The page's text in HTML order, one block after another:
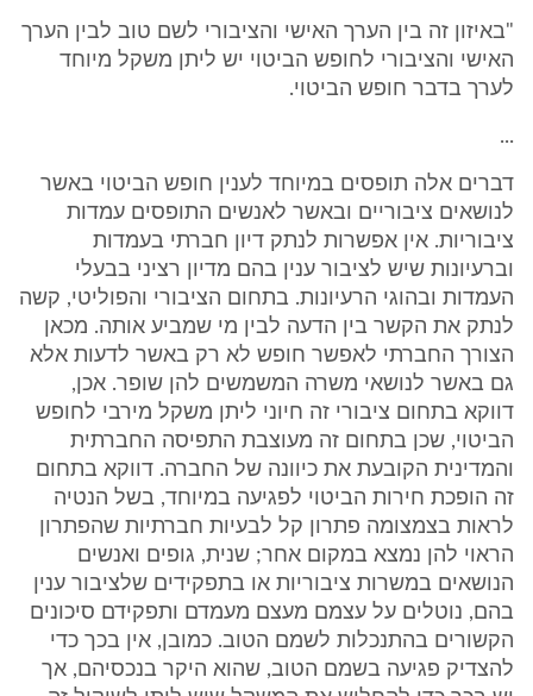
"באיזון זה בין הערך האישי והציבורי לשם טוב לבין הערך
האישי והציבורי לחופש הביטוי יש ליתן משקל מיוחד
לערך בדבר חופש הביטוי.
...
דברים אלה תופסים במיוחד לענין חופש הביטוי באשר
לנושאים ציבוריים ובאשר לאנשים התופסים עמדות
ציבוריות. אין אפשרות לנתק דיון חברתי בעמדות
וברעיונות שיש לציבור ענין בהם מדיון רציני בבעלי
העמדות ובהוגי הרעיונות. בתחום הציבורי והפוליטי, קשה
לנתק את הקשר בין הדעה לבין מי שמביע אותה. מכאן
הצורך החברתי לאפשר חופש לא רק באשר לדעות אלא
גם באשר לנושאי משרה המשמשים להן שופר. אכן,
דווקא בתחום ציבורי זה חיוני ליתן משקל מירבי לחופש
הביטוי, שכן בתחום זה מעוצבת התפיסה החברתית
והמדינית הקובעת את כיוונה של החברה. דווקא בתחום
זה הופכת חירות הביטוי לפגיעה במיוחד, בשל הנטיה
לראות בצמצומה פתרון קל לבעיות חברתיות שהפתרון
הראוי להן נמצא במקום אחר; שנית, גופים ואנשים
הנושאים במשרות ציבוריות או בתפקידים שלציבור ענין
בהם, נוטלים על עצמם מעצם מעמדם ותפקידם סיכונים
הקשורים בהתנכלות לשמם הטוב. כמובן, אין בכך כדי
להצדיק פגיעה בשמם הטוב, שהוא היקר בנכסיהם, אך